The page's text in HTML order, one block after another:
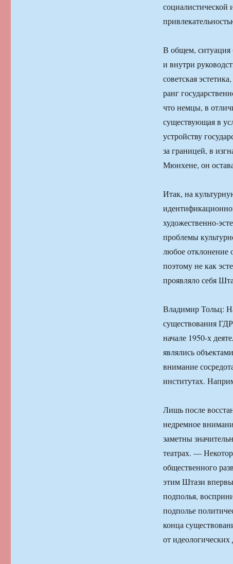
социалистической
В общем, ситуация
и внутри
советская
ранг
что немцы, в
существующая в
устройству
за границей, в
Мюнхене, он
Итак, на
художественно-
проблемы
любое отклонение
поэтому не как
проявляло себя
Владимир Тольц:
существования
начале 1950-х
являлись
внимание
институтах.
Лишь после
недремное
заметны
театрах. —
общественного
этим Штази
подполья,
подполье
конца
от